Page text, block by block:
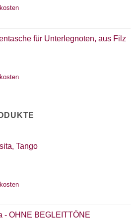
für Unterlegnoten, aus Filz
Tango
- OHNE BEGLEITTÖNE